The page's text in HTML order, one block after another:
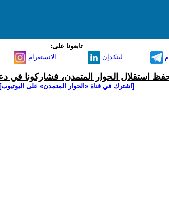
تابعونا على:
الانستغرام لينكدإن
استقلال الحوار المتمدن، فشاركونا في
[اشترك في قناة ‫«الحوار المتمدن» على اليوتيوب]